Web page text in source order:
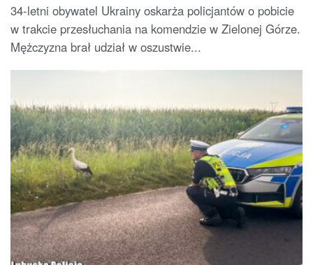
34-letni obywatel Ukrainy oskarża policjantów o pobicie
w trakcie przesłuchania na komendzie w Zielonej Górze.
Mężczyzna brał udział w oszustwie...